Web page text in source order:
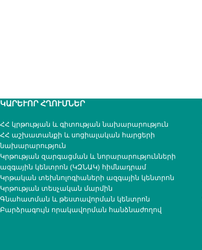
ԿԱՐԵՒՈՐ ՀՂՈՒՄՆԵՐ
ՀՀ կրթության և գիտության նախարարություն
ՀՀ աշխատանքի և սոցիալական հարցերի
նախարարություն
Կրթության զարգացման և նորարարությունների
ազգային կենտրոն (ԿԶՆԱԿ) հիմնադրամ
Կրթական տեխնոլոգիաների ազգային կենտրոն
Կրթության տեսչական մարմին
Գնահատման և թեստավորման կենտրոն
Բարձրագույն որակավորման հանձնաժողով